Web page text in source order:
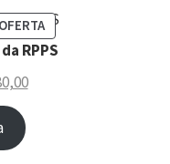
OFERTA
RPPS